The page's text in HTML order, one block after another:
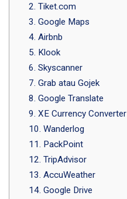
2. Tiket.com
3. Google Maps
4. Airbnb
5. Klook
6. Skyscanner
7. Grab atau Gojek
8. Google Translate
9. XE Currency Converter
10. Wanderlog
11. PackPoint
12. TripAdvisor
13. AccuWeather
14. Google Drive